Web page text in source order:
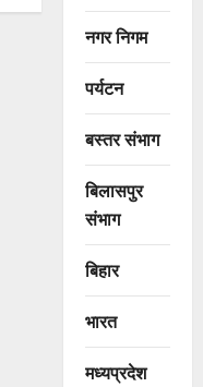
नगर निगम
पर्यटन
बस्तर संभाग
बिलासपुर
संभाग
बिहार
भारत
मध्यप्रदेश